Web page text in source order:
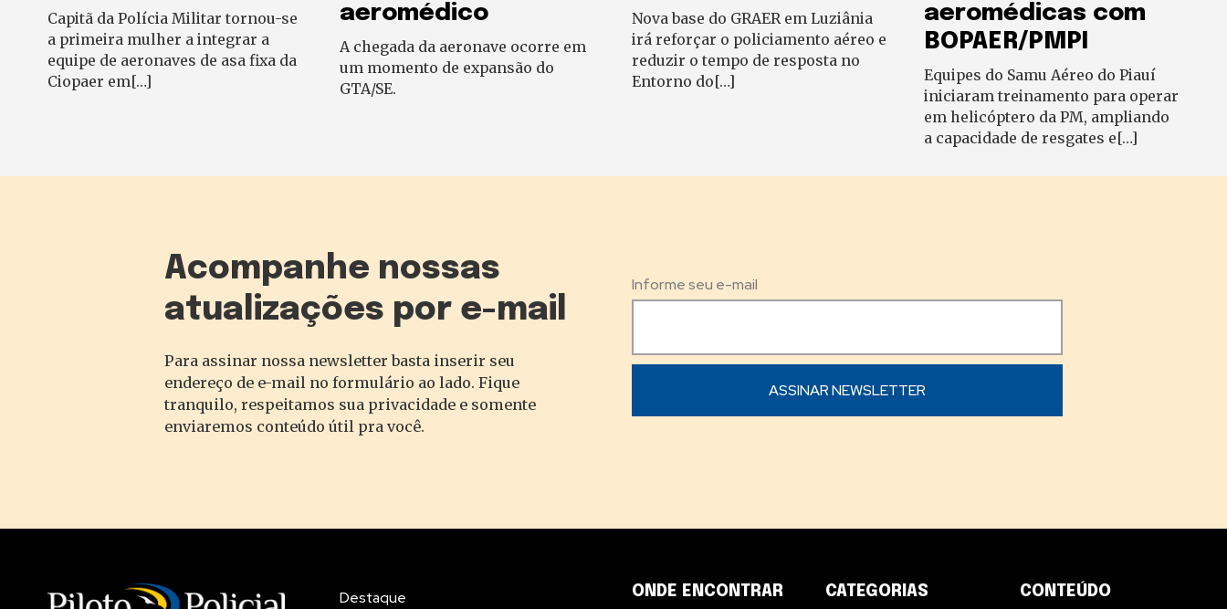
Capitã da Polícia Militar tornou-se
a primeira mulher a integrar a
equipe de aeronaves de asa fixa da
Ciopaer em[…]
aeromédico
A chegada da aeronave ocorre em
um momento de expansão do
GTA/SE.
Nova base do GRAER em Luziânia
irá reforçar o policiamento aéreo e
reduzir o tempo de resposta no
Entorno do[…]
aeromédicas com
BOPAER/PMPI
Equipes do Samu Aéreo do Piauí
iniciaram treinamento para operar
em helicóptero da PM, ampliando
a capacidade de resgates e[…]
Acompanhe nossas
atualizações por e-mail
Para assinar nossa newsletter basta inserir seu
endereço de e-mail no formulário ao lado. Fique
tranquilo, respeitamos sua privacidade e somente
enviaremos conteúdo útil pra você.
Informe seu e-mail
Destaque ONDE ENCONTRAR CATEGORIAS CONTEÚDO